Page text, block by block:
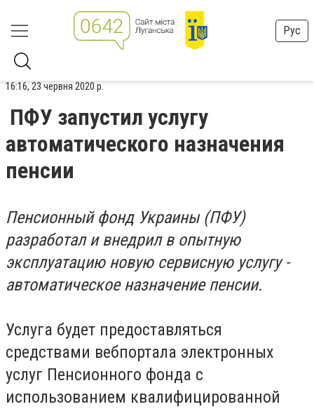
Рус
16:16, 23 червня 2020 р.
ПФУ запустил услугу
автоматического назначения
пенсии
Пенсионный фонд Украины (ПФУ)
разработал и внедрил в опытную
эксплуатацию новую сервисную услугу -
автоматическое назначение пенсии.
Услуга будет предоставляться
средствами вебпортала электронных
услуг Пенсионного фонда с
использованием квалифицированной